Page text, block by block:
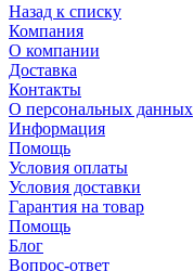
Назад к списку
Компания
О компании
Доставка
Контакты
О персональных данных
Информация
Помощь
Условия оплаты
Условия доставки
Гарантия на товар
Помощь
Блог
Вопрос-ответ